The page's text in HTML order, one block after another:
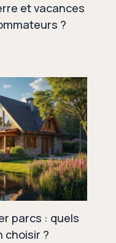
et vacances
?
parcs : quels
choisir ?